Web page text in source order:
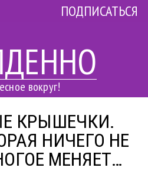
вокруг!
ПОДПИСАТЬСЯ
КРЫШЕЧКИ.
НИЧЕГО НЕ
МЕНЯЕТ…